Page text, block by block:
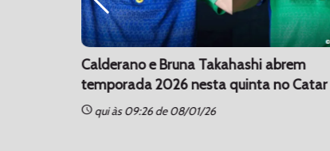
Calderano e Bruna Takahashi abrem
temporada 2026 nesta quinta no Catar
schedulequi às 09:26 de 08/01/26